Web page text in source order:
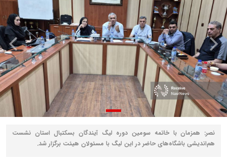
نصر: همزمان با خاتمه سومین دوره لیگ آیندگان بسکتبال استان نشست
هم‌اندیشی باشگاه‌های حاضر در این لیگ با مسئولان هیئت برگزار شد.